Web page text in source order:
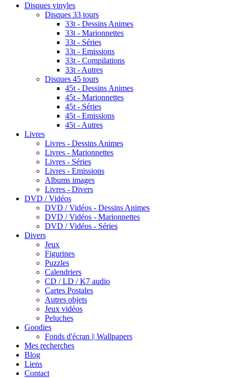
Disques vinyles
Disques 33 tours
33t - Dessins Animes
33t - Marionnettes
33t - Séries
33t - Emissions
33t - Compilations
33t - Autres
Disques 45 tours
45t - Dessins Animes
45t - Marionnettes
45t - Séries
45t - Emissions
45t - Autres
Livres
Livres - Dessins Animes
Livres - Marionnettes
Livres - Séries
Livres - Emissions
Albums images
Livres - Divers
DVD / Vidéos
DVD / Vidéos - Dessins Animes
DVD / Vidéos - Marionnettes
DVD / Vidéos - Séries
Divers
Jeux
Figurines
Puzzles
Calendriers
CD / LD / K7 audio
Cartes Postales
Autres objets
Jeux vidéos
Peluches
Goodies
Fonds d'écran || Wallpapers
Mes recherches
Blog
Liens
Contact